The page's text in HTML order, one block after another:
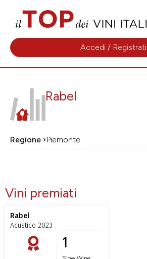
Accedi / Registrati
Rabel
Regione ›Piemonte
Vini premiati
Rabel
Acustico 2023
1